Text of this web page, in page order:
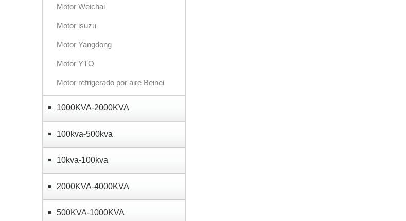
Motor Weichai
Motor isuzu
Motor Yangdong
Motor YTO
Motor refrigerado por aire Beinei
1000KVA-2000KVA
100kva-500kva
10kva-100kva
2000KVA-4000KVA
500KVA-1000KVA